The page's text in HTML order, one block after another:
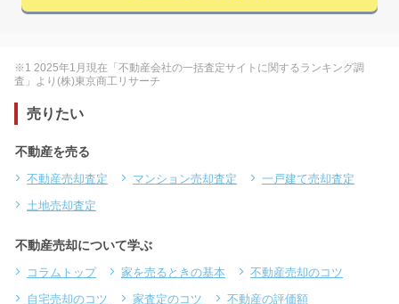
※1 2025年1月現在「不動産会社の一括査定サイトに関するランキング調
査」より(株)東京商工リサーチ
売りたい
不動産を売る
不動産売却査定 マンション売却査定
一戸建て売却査定
土地売却査定
不動産売却について学ぶ
コラムトップ 家を売るときの基本
不動産売却のコツ
自宅売却のコツ
家査定のコツ
不動産の評価額